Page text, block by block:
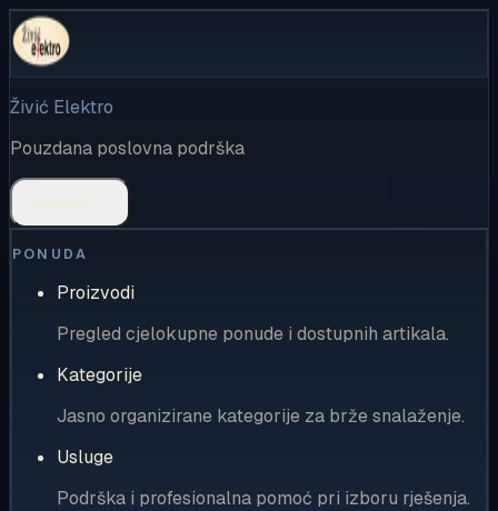
Živić Elektro
Pouzdana poslovna podrška
PONUDA
Proizvodi
Pregled cjelokupne ponude i dostupnih artikala.
Kategorije
Jasno organizirane kategorije za brže snalaženje.
Usluge
Podrška i profesionalna pomoć pri izboru rješenja.